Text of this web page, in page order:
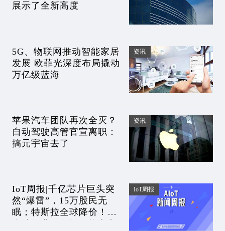
展示了全新高度
5G、物联网推动智能家居
发展 欧菲光深度布局撬动
万亿级蓝海
资讯
苹果汽车团队再次全灭？
自动驾驶高管官宣离职：
搞元宇宙去了
资讯
IoT周报|千亿芯片巨头突
然“爆雷”，15万股民无
眠；特斯拉全球降价！要
IoT周报